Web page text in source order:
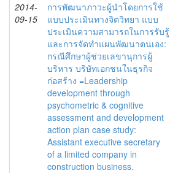
2014-
09-15
การพัฒนาภาวะผู้นำโดยการใช้
แบบประเมินทางจิตวิทยา แบบ
ประเมินความสามารถในการรับรู้
และการจัดทำแผนพัฒนาตนเอง:
กรณีศึกษาผู้ช่วยเลขานุการผู้
บริหาร บริษัทเอกชนในธุรกิจ
ก่อสร้าง =Leadership
development through
psychometric & cognitive
assessment and development
action plan case study:
Assistant executive secretary
of a limited company in
construction business.